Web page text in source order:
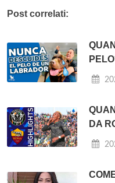
Post correlati:
DA